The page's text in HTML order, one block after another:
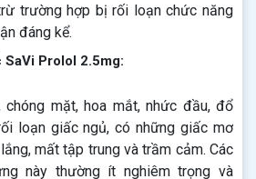
trường hợp bị rối loạn chức năng
đáng kể.
SaVi Prolol 2.5mg:
chóng mặt, hoa mắt, nhức đầu, đổ
loạn giấc ngủ, có những giấc mơ
mất tập trung và trầm cảm. Các
này thường ít nghiêm trọng và